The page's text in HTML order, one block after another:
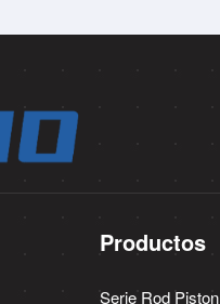
Productos
Serie Rod Piston